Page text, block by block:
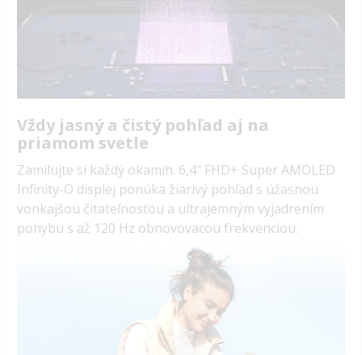
Vždy jasný a čistý pohľad aj na
priamom svetle
Zamilujte si každý okamih. 6,4" FHD+ Super AMOLED
Infinity-O displej ponúka žiarivý pohľad s úžasnou
vonkajšou čitateľnosťou a ultrajemným vyjadrením
pohybu s až 120 Hz obnovovacou frekvenciou.